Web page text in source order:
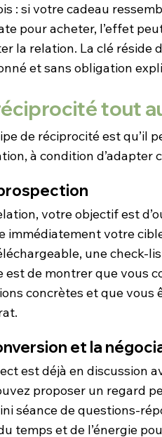
: si votre cadeau
pour acheter, l’effet
la relation. La clé réside
et sans obligation
tout
de réciprocité est qu’il
à condition
votre objectif est
immédiatement votre
une check-
est de montrer que vous
concrètes et que vous
et la
est déjà en discussion
proposer un regard
séance de questions-
temps et de l’énergie